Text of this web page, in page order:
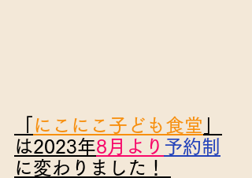
にこにこ子ども食堂
は2023年8月より 予約制
に変わりました！